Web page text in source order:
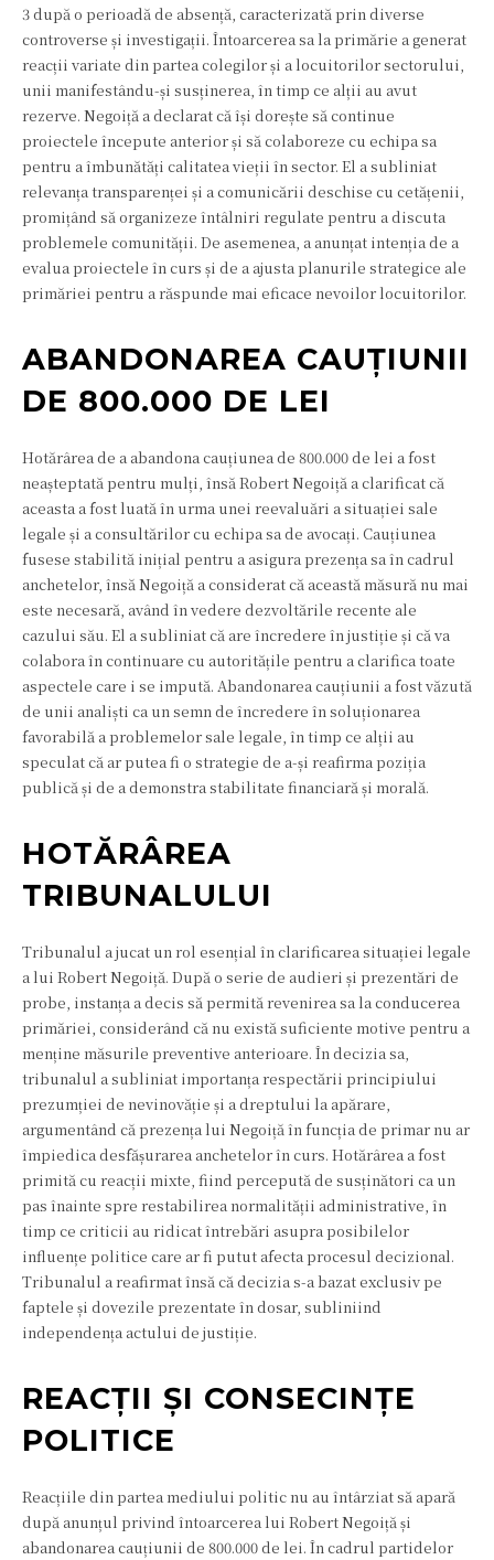
3 după o perioadă de absență, caracterizată prin diverse
controverse și investigații. Întoarcerea sa la primărie a generat
reacții variate din partea colegilor și a locuitorilor sectorului,
unii manifestându-și susținerea, în timp ce alții au avut
rezerve. Negoiță a declarat că își dorește să continue
proiectele începute anterior și să colaboreze cu echipa sa
pentru a îmbunătăți calitatea vieții în sector. El a subliniat
relevanța transparenței și a comunicării deschise cu cetățenii,
promițând să organizeze întâlniri regulate pentru a discuta
problemele comunității. De asemenea, a anunțat intenția de a
evalua proiectele în curs și de a ajusta planurile strategice ale
primăriei pentru a răspunde mai eficace nevoilor locuitorilor.
ABANDONAREA CAUȚIUNII
DE 800.000 DE LEI
Hotărârea de a abandona cauțiunea de 800.000 de lei a fost
neașteptată pentru mulți, însă Robert Negoiță a clarificat că
aceasta a fost luată în urma unei reevaluări a situației sale
legale și a consultărilor cu echipa sa de avocați. Cauțiunea
fusese stabilită inițial pentru a asigura prezența sa în cadrul
anchetelor, însă Negoiță a considerat că această măsură nu mai
este necesară, având în vedere dezvoltările recente ale
cazului său. El a subliniat că are încredere în justiție și că va
colabora în continuare cu autoritățile pentru a clarifica toate
aspectele care i se impută. Abandonarea cauțiunii a fost văzută
de unii analiști ca un semn de încredere în soluționarea
favorabilă a problemelor sale legale, în timp ce alții au
speculat că ar putea fi o strategie de a-și reafirma poziția
publică și de a demonstra stabilitate financiară și morală.
HOTĂRÂREA
TRIBUNALULUI
Tribunalul a jucat un rol esențial în clarificarea situației legale
a lui Robert Negoiță. După o serie de audieri și prezentări de
probe, instanța a decis să permită revenirea sa la conducerea
primăriei, considerând că nu există suficiente motive pentru a
menține măsurile preventive anterioare. În decizia sa,
tribunalul a subliniat importanța respectării principiului
prezumției de nevinovăție și a dreptului la apărare,
argumentând că prezența lui Negoiță în funcția de primar nu ar
împiedica desfășurarea anchetelor în curs. Hotărârea a fost
primită cu reacții mixte, fiind percepută de susținători ca un
pas înainte spre restabilirea normalității administrative, în
timp ce criticii au ridicat întrebări asupra posibilelor
influențe politice care ar fi putut afecta procesul decizional.
Tribunalul a reafirmat însă că decizia s-a bazat exclusiv pe
faptele și dovezile prezentate în dosar, subliniind
independența actului de justiție.
REACȚII ȘI CONSECINȚE
POLITICE
Reacțiile din partea mediului politic nu au întârziat să apară
după anunțul privind întoarcerea lui Robert Negoiță și
abandonarea cauțiunii de 800.000 de lei. În cadrul partidelor